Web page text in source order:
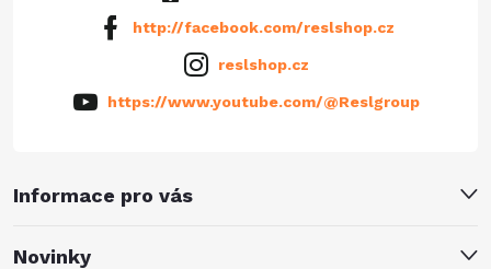
Informace pro vás
Novinky
http://facebook.com/reslshop.cz
reslshop.cz
https://www.youtube.com/@Reslgroup